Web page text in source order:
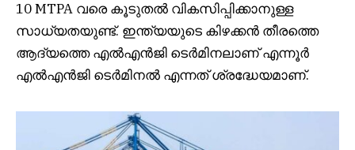
10 MTPA വരെ കൂടുതൽ വികസിപ്പിക്കാനുള്ള
സാധ്യതയുണ്ട്. ഇന്ത്യയുടെ കിഴക്കൻ തീരത്തെ
ആദ്യത്തെ എൽഎൻജി ടെർമിനലാണ് എന്നൂർ
എൽഎൻജി ടെർമിനൽ എന്നത് ശ്രദ്ധേയമാണ്.